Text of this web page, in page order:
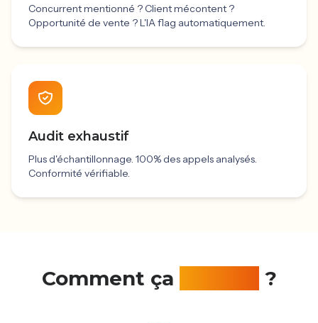
Concurrent mentionné ? Client mécontent ?
Opportunité de vente ? L'IA flag automatiquement.
Audit exhaustif
Plus d'échantillonnage. 100% des appels analysés.
Conformité vérifiable.
Comment ça ?